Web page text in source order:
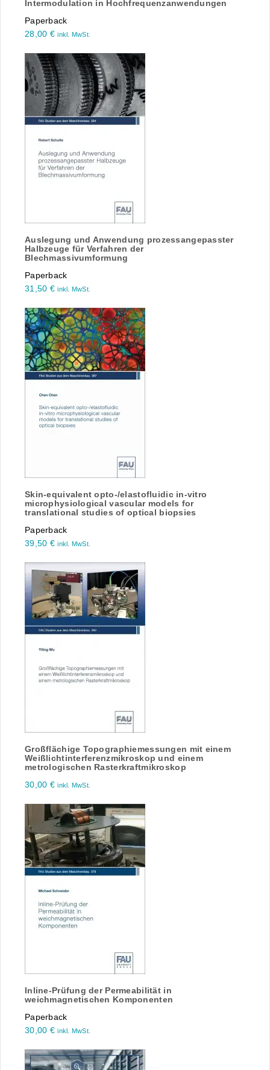
Intermodulation in Hochfrequenzanwendungen
Paperback
28,00 € inkl. MwSt.
Auslegung und Anwendung prozessangepasster
Halbzeuge für Verfahren der
Blechmassivumformung
Paperback
31,50 € inkl. MwSt.
Skin-equivalent opto-/elastofluidic in-vitro
microphysiological vascular models for
translational studies of optical biopsies
Paperback
39,50 € inkl. MwSt.
Großflächige Topographiemessungen mit einem
Weißlichtinterferenzmikroskop und einem
metrologischen Rasterkraftmikroskop
30,00 € inkl. MwSt.
Inline-Prüfung der Permeabilität in
weichmagnetischen Komponenten
Paperback
30,00 € inkl. MwSt.